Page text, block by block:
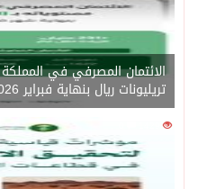
تريليونات ريال بنهاية فبراير 2026
1429